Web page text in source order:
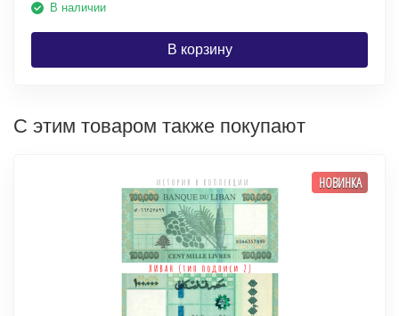
В наличии
В корзину
С этим товаром также покупают
НОВИНКА